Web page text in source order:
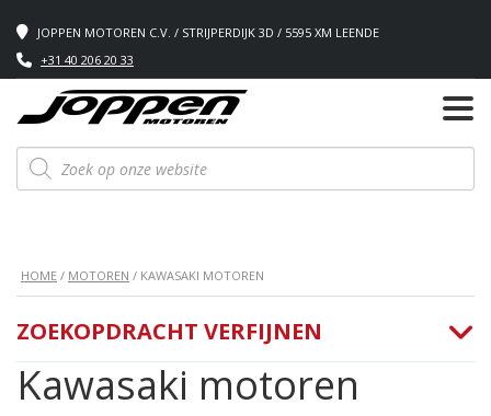
JOPPEN MOTOREN C.V. / STRIJPERDIJK 3D / 5595 XM LEENDE
+31 40 206 20 33
Producten
zoeken
HOME / MOTOREN / KAWASAKI MOTOREN
Kawasaki motoren
ZOEKOPDRACHT VERFIJNEN